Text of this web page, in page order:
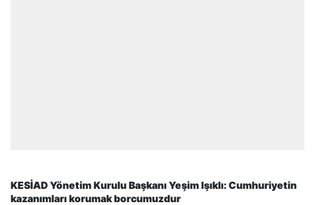
KESİAD Yönetim Kurulu Başkanı Yeşim Işıklı: Cumhuriyetin
kazanımları korumak borcumuzdur